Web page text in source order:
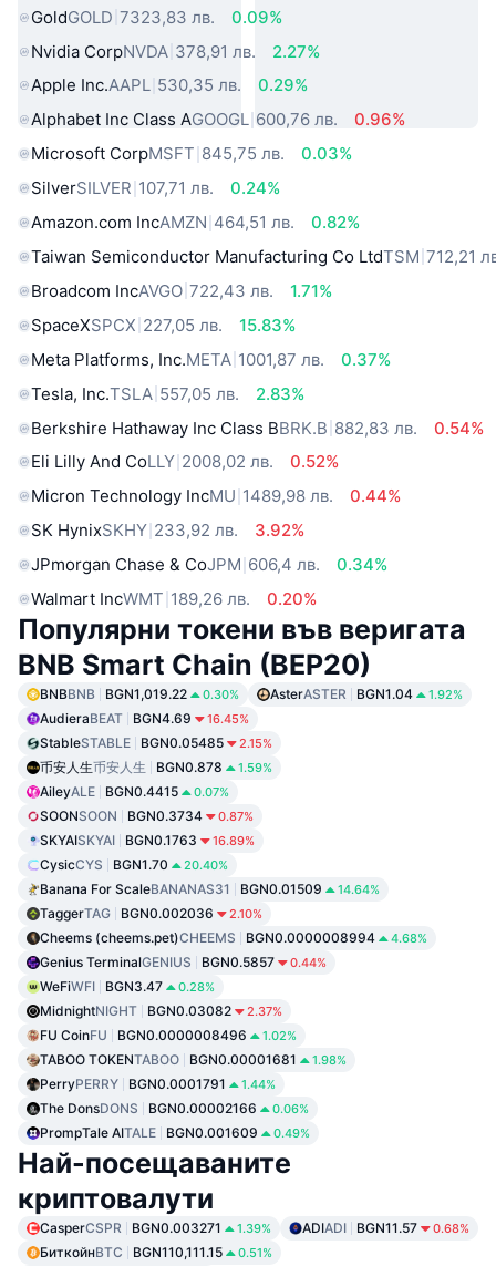
GoldGOLD 7323,83 лв.
0.09%
Nvidia CorpNVDA 378,91 лв.
2.27%
Apple Inc.AAPL 530,35 лв.
0.29%
Alphabet Inc Class AGOOGL 600,76 лв.
0.96%
Microsoft CorpMSFT 845,75 лв.
0.03%
SilverSILVER 107,71 лв.
0.24%
Amazon.com IncAMZN 464,51 лв.
0.82%
Taiwan Semiconductor Manufacturing Co LtdTSM 712,21
Broadcom IncAVGO 722,43 лв.
1.71%
SpaceXSPCX 227,05 лв.
15.83%
Meta Platforms, Inc.META 1001,87 лв.
0.37%
Tesla, Inc.TSLA 557,05 лв.
2.83%
Berkshire Hathaway Inc Class BBRK.B 882,83 лв.
0.54%
Eli Lilly And CoLLY 2008,02 лв.
0.52%
Micron Technology IncMU 1489,98 лв.
0.44%
SK HynixSKHY 233,92 лв.
3.92%
JPmorgan Chase & CoJPM 606,4 лв.
0.34%
Walmart IncWMT 189,26 лв. 0.20%
Популярни токени във веригата
BNB Smart Chain (BEP20)
BNBBNB BGN1,019.22 0.30% AsterASTER BGN1.04 1.92%
AudieraBEAT BGN4.69 16.45%
StableSTABLE BGN0.05485 2.15%
币安人生币安人生 BGN0.878 1.59%
AileyALE BGN0.4415 0.07%
SOONSOON BGN0.3734 0.87%
SKYAISKYAI BGN0.1763 16.89%
CysicCYS BGN1.70 20.40%
Banana For ScaleBANANAS31 BGN0.01509 14.64%
TaggerTAG BGN0.002036 2.10%
Cheems (cheems.pet)CHEEMS BGN0.0000008994 4.68%
Genius TerminalGENIUS BGN0.5857 0.44%
WeFiWFI BGN3.47 0.28%
MidnightNIGHT BGN0.03082 2.37%
FU CoinFU BGN0.0000008496 1.02%
TABOO TOKENTABOO BGN0.00001681 1.98%
PerryPERRY BGN0.0001791 1.44%
The DonsDONS BGN0.00002166 0.06%
PrompTale AITALE BGN0.001609 0.49%
Най-посещаваните
криптовалути
CasperCSPR BGN0.003271 1.39% ADIADI BGN11.57 0.68%
БиткойнBTC BGN110,111.15 0.51%